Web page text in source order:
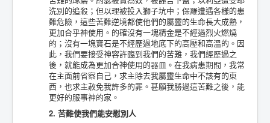
洗別的追殺；但以理被投入獅子坑中；保羅遭遇各樣的患
難危險，這些苦難逆境都使他們的屬靈的生命長大成熟，
更加合乎神使用。的確沒有一塊精金是不經過烈火燃燒
的；沒有一塊寶石是不經歷過地底下的高壓和高溫的。因
此，我們要接受神容許臨到我們的苦難，我們經歷過之
後，就能成為更加合神使用的器皿。在我病患期間，我常
在主面前省察自己，求主除去我屬靈生命中不該有的東
西，也求主赦免我許多的罪。甚願我勝過這苦難之後，能
更好的服事神的家。
2. 苦難使我們能安慰別人